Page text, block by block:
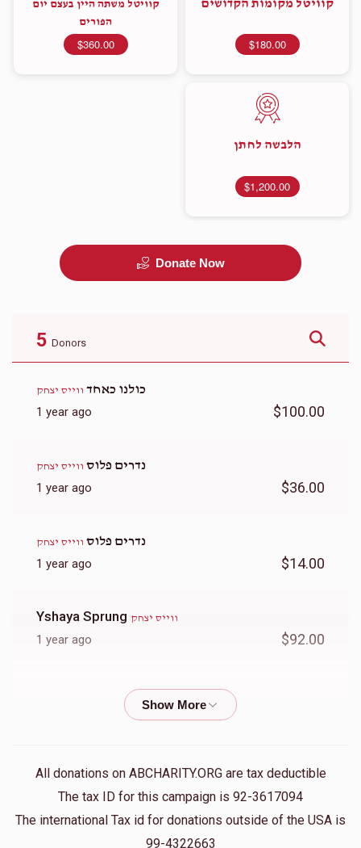
קוויטל מקומות הקדושים
$180.00
קוויטל משתה היין בעצם יום
הפורים
$360.00
הלבשה לחתן
$1,200.00
Donate Now
5 Donors
כולנו כאחד ווייס יצחק
1 year ago $100.00
נדרים פלוס ווייס יצחק
1 year ago $36.00
נדרים פלוס ווייס יצחק
1 year ago $14.00
Yshaya Sprung ווייס יצחק
1 year ago $92.00
כולנו כאחד
All donations on ABCHARITY.ORG are tax deductible
The tax ID for this campaign is 92-3617094
The international Tax id for donations outside of the USA is
99-4322663